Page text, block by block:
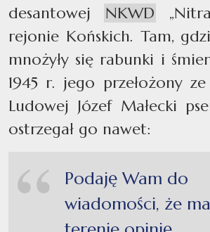
desantowej
NKWD
rejonie Końskich. Tam,
mnożyły się rabunki i
1945 r. jego przełożony
Ludowej Józef Małecki
ostrzegał go nawet:
Podaję Wam do
wiadomości, że